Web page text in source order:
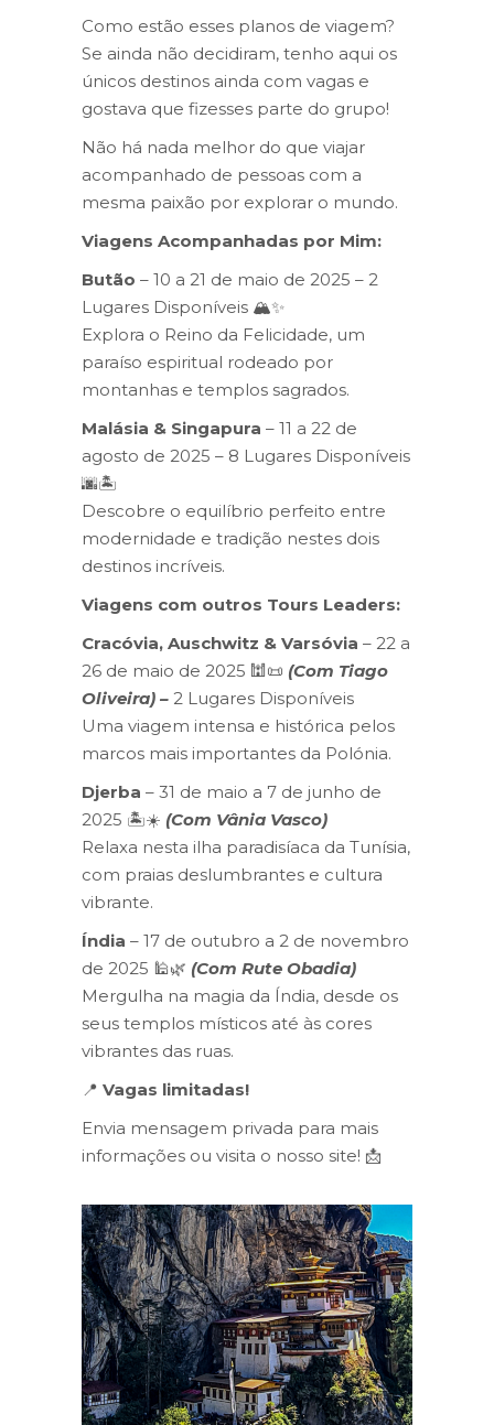
Como estão esses planos de viagem?
Se ainda não decidiram, tenho aqui os
únicos destinos ainda com vagas e
gostava que fizesses parte do grupo!
Não há nada melhor do que viajar
acompanhado de pessoas com a
mesma paixão por explorar o mundo.
Viagens Acompanhadas por Mim:
Butão – 10 a 21 de maio de 2025 – 2
Lugares Disponíveis 🏔️✨
Explora o Reino da Felicidade, um
paraíso espiritual rodeado por
montanhas e templos sagrados.
Malásia & Singapura – 11 a 22 de
agosto de 2025 – 8 Lugares Disponíveis
🌆🏝️
Descobre o equilíbrio perfeito entre
modernidade e tradição nestes dois
destinos incríveis.
Viagens com outros Tours Leaders:
Cracóvia, Auschwitz & Varsóvia – 22 a
26 de maio de 2025 🕍📜 (Com Tiago
Oliveira) – 2 Lugares Disponíveis
Uma viagem intensa e histórica pelos
marcos mais importantes da Polónia.
Djerba – 31 de maio a 7 de junho de
2025 🏝️☀️ (Com Vânia Vasco)
Relaxa nesta ilha paradisíaca da Tunísia,
com praias deslumbrantes e cultura
vibrante.
Índia – 17 de outubro a 2 de novembro
de 2025 🕌🌿 (Com Rute Obadia)
Mergulha na magia da Índia, desde os
seus templos místicos até às cores
vibrantes das ruas.
📍 Vagas limitadas!
Envia mensagem privada para mais
informações ou visita o nosso site! 📩